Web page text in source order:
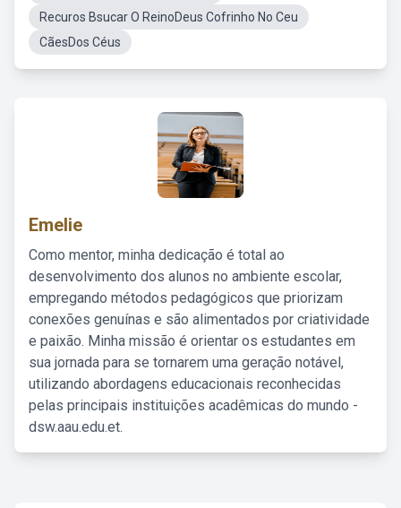
Recuros Bsucar O ReinoDeus Cofrinho No Ceu
CãesDos Céus
Emelie
Como mentor, minha dedicação é total ao
desenvolvimento dos alunos no ambiente escolar,
empregando métodos pedagógicos que priorizam
conexões genuínas e são alimentados por criatividade
e paixão. Minha missão é orientar os estudantes em
sua jornada para se tornarem uma geração notável,
utilizando abordagens educacionais reconhecidas
pelas principais instituições acadêmicas do mundo -
dsw.aau.edu.et.